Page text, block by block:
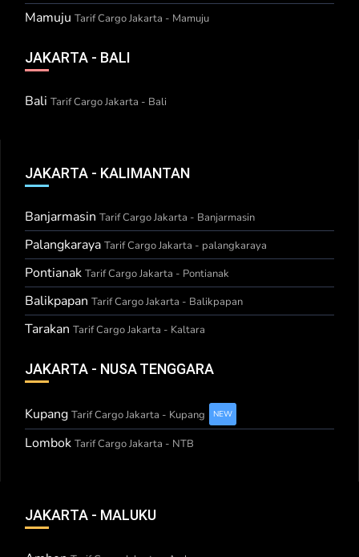
Mamuju Tarif Cargo Jakarta - Mamuju
JAKARTA - BALI
Bali Tarif Cargo Jakarta - Bali
JAKARTA - KALIMANTAN
Banjarmasin Tarif Cargo Jakarta - Banjarmasin
Palangkaraya Tarif Cargo Jakarta - palangkaraya
Pontianak Tarif Cargo Jakarta - Pontianak
Balikpapan Tarif Cargo Jakarta - Balikpapan
Tarakan Tarif Cargo Jakarta - Kaltara
JAKARTA - NUSA TENGGARA
Kupang Tarif Cargo Jakarta - Kupang NEW
Lombok Tarif Cargo Jakarta - NTB
JAKARTA - MALUKU